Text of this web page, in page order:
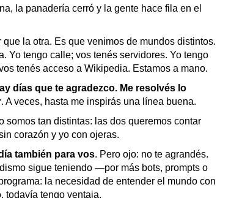
la panadería cerró y la gente hace fila en el
la otra. Es que venimos de mundos distintos.
Yo tengo calle; vos tenés servidores. Yo tengo
tenés acceso a Wikipedia. Estamos a mano.
días que te agradezco. Me resolvés lo
. A veces, hasta me inspirás una línea buena.
somos tan distintas: las dos queremos contar
corazón y yo con ojeras.
también para vos. Pero ojo: no te agrandés.
sigue teniendo —por más bots, prompts o
la necesidad de entender el mundo con
todavía tengo ventaja.